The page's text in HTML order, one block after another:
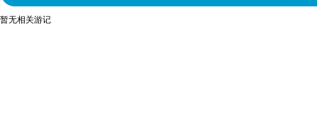
暂无相关游记